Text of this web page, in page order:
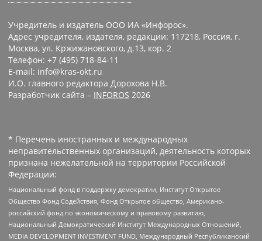
Учредитель и издатель ООО ИА «Инфорос».
Адрес учредителя, издателя, редакции: 117218, Россия, г.
Москва, ул. Кржижановского, д.13, кор. 2
Телефон: +7 (495) 718-84-11
E-mail: info@kras-okt.ru
И.О. главного редактора Дорохова Н.В.
Разработчик сайта – INFOROS 2026
* Перечень иностранных и международных
неправительственных организаций, деятельность которых
признана нежелательной на территории Российской
Федерации:
Национальный фонд в поддержку демократии, Институт Открытое
Общество Фонд Содействия, Фонд Открытое общество, Американо-
российский фонд по экономическому и правовому развитию,
Национальный Демократический Институт Международных Отношений,
MEDIA DEVELOPMENT INVESTMENT FUND, Международный Республиканский